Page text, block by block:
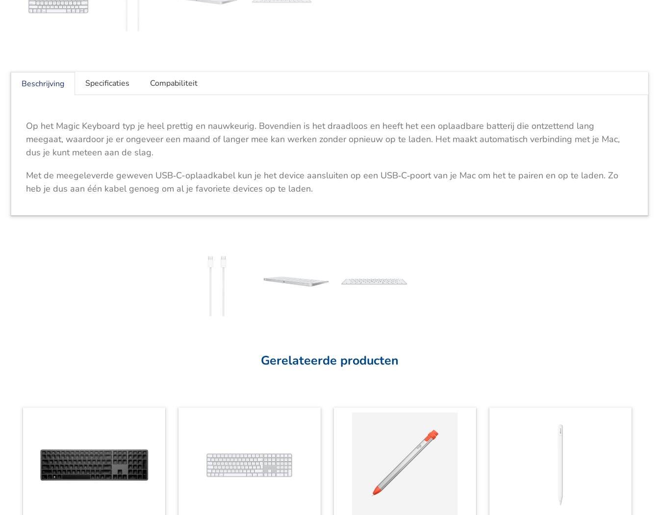
Beschrijving Specificaties Compabiliteit
Op het Magic Keyboard typ je heel prettig en nauwkeurig. Bovendien is het draadloos en heeft het een oplaadbare batterij die ontzettend lang
meegaat, waardoor je er ongeveer een maand of langer mee kan werken zonder opnieuw op te laden. Het maakt automatisch verbinding met je Mac,
dus je kunt meteen aan de slag.
Met de meegeleverde geweven USB‑C-oplaadkabel kun je het device aansluiten op een USB‑C‑poort van je Mac om het te pairen en op te laden. Zo
heb je dus aan één kabel genoeg om al je favoriete devices op te laden.
Gerelateerde producten